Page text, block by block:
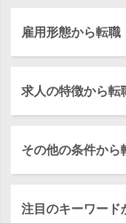
雇用形態から転職
求人の特徴から転
その他の条件から
注目のキーワード